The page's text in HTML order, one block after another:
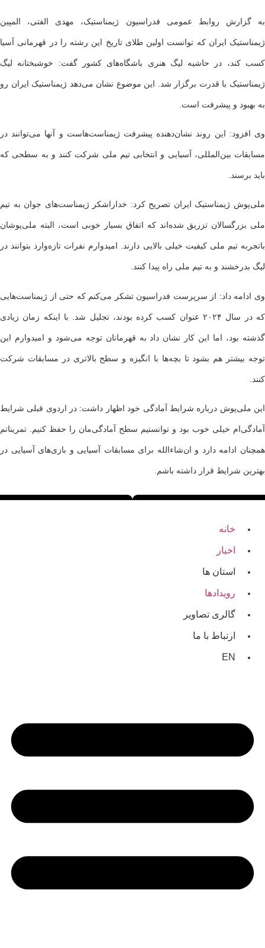
به گزارش روابط عمومی فدراسیون ژیمناستیک، مهدی الفتی، المپین
ژیمناستیک ایران که توانست اولین طلای تاریخ این رشته را در قهرمانی آسیا
کسب کند، در حاشیه لیگ هنری باشگاه‌های کشور گفت: خوشبختانه لیگ
ژیمناستیک با قدرت برگزار شد. این موضوع نشان می‌دهد ژیمناستیک ایران رو
به بهبود و پیشرفت است.
وی افزود: این روند نشان‌دهنده پیشرفت ژیمناست‌هاست و آنها می‌توانند در
مسابقات بین‌المللی، آسیایی و انتخابی تیم ملی شرکت کنند و به سطحی که
باید برسند.
ملی‌پوش ژیمناستیک ایران تصریح کرد: خداراشکر ژیمناست‌های جوان به تیم
ملی بزرگسالان تزریق شده‌اند که اتفاق بسیار خوبی است، البته ملی‌پوشان
باتجربه تیم ملی کیفیت خیلی بالایی دارند. امیدوارم نفرات تازه‌وارد بتوانند در
لیگ بدرخشند و به تیم ملی راه پیدا کنند.
وی ادامه داد: از سرپرست فدراسیون تشکر می‌کنم که حتی از ژیمناست‌هایی
که در سال ۲۰۲۴ عنوان کسب کرده بودند، تجلیل شد. با اینکه زمان زیادی
گذشته بود، اما این کار نشان داد به قهرمانان توجه می‌شود و امیدوارم این
توجه بیشتر هم بشود تا بچه‌ها با انگیزه و سطح بالاتری در مسابقات شرکت
کنند.
این ملی‌پوش درباره شرایط آمادگی خود اظهار داشت: در اردوی قبلی شرایط
آمادگی‌ام خیلی خوب بود و توانستیم سطح آمادگی‌مان را حفظ کنیم. تمریناتم
همچنان ادامه دارد و ان‌شاءالله برای مسابقات آسیایی و بازی‌های آسیایی در
بهترین شرایط قرار داشته باشم.
خانه
اخبار
استان ها
رویدادها
گالری تصاویر
ارتباط با ما
EN